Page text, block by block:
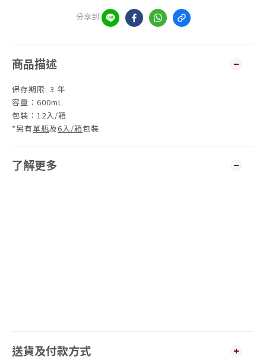
分享到
商品描述
保存期限: 3 年
容量：600mL
包裝：12入/箱
*另有單瓶及6入/箱包裝
了解更多
送貨及付款方式